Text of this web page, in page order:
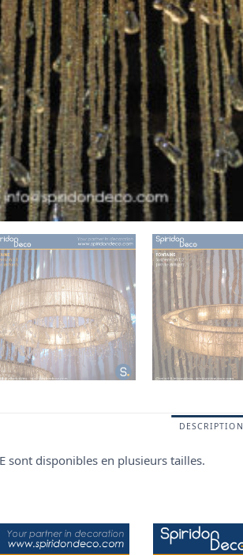
DESCRIPTION
sont disponibles en plusieurs tailles.